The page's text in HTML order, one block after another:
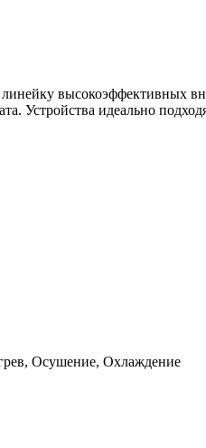
линейку высокоэффективных
Устройства идеально
Осушение, Охлаждение